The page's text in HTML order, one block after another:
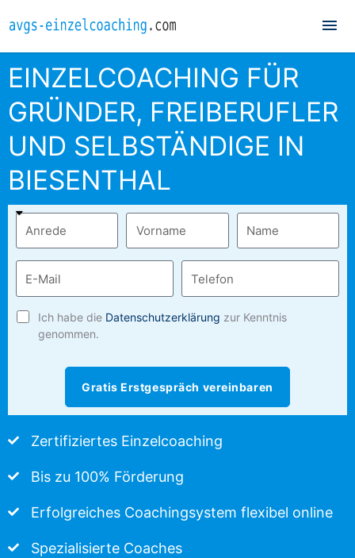
EINZELCOACHING FÜR
GRÜNDER, FREIBERUFLER
UND SELBSTÄNDIGE IN
BIESENTHAL
Ich habe die Datenschutzerklärung zur Kenntnis
genommen.
Gratis Erstgespräch vereinbaren
Zertifiziertes Einzelcoaching
Bis zu 100% Förderung
Erfolgreiches Coachingsystem flexibel online
Spezialisierte Coaches